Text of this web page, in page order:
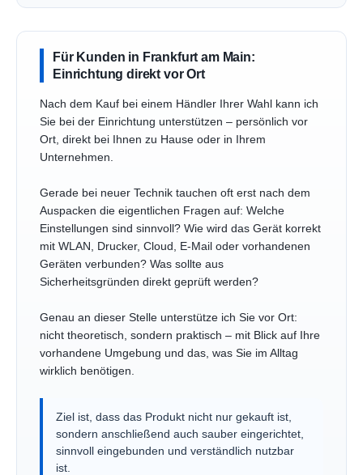
Für Kunden in Frankfurt am Main:
Einrichtung direkt vor Ort
Nach dem Kauf bei einem Händler Ihrer Wahl kann ich
Sie bei der Einrichtung unterstützen – persönlich vor
Ort, direkt bei Ihnen zu Hause oder in Ihrem
Unternehmen.
Gerade bei neuer Technik tauchen oft erst nach dem
Auspacken die eigentlichen Fragen auf: Welche
Einstellungen sind sinnvoll? Wie wird das Gerät korrekt
mit WLAN, Drucker, Cloud, E-Mail oder vorhandenen
Geräten verbunden? Was sollte aus
Sicherheitsgründen direkt geprüft werden?
Genau an dieser Stelle unterstütze ich Sie vor Ort:
nicht theoretisch, sondern praktisch – mit Blick auf Ihre
vorhandene Umgebung und das, was Sie im Alltag
wirklich benötigen.
Ziel ist, dass das Produkt nicht nur gekauft ist,
sondern anschließend auch sauber eingerichtet,
sinnvoll eingebunden und verständlich nutzbar
ist.